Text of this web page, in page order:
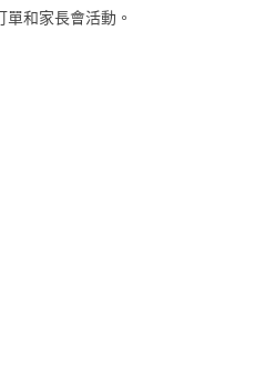
和家長會活動。